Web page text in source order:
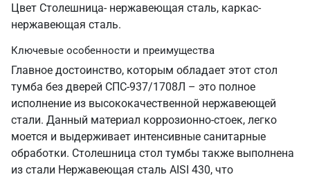
Цвет Столешница- нержавеющая сталь, каркас-
нержавеющая сталь.
Ключевые особенности и преимущества
Главное достоинство, которым обладает этот стол
тумба без дверей СПС-937/1708Л – это полное
исполнение из высококачественной нержавеющей
стали. Данный материал коррозионно-стоек, легко
моется и выдерживает интенсивные санитарные
обработки. Столешница стол тумбы также выполнена
из стали Нержавеющая сталь AISI 430, что